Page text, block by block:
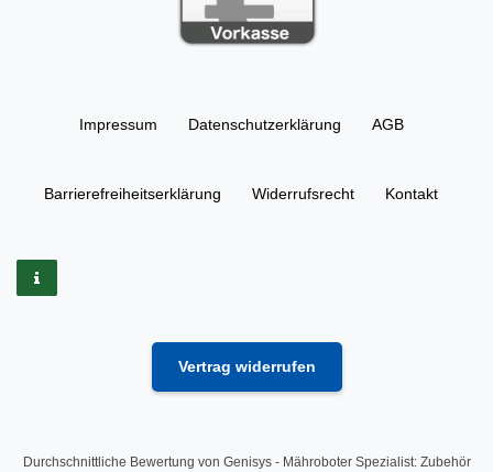
Impressum Daten­schutz­erklärung AGB
Barrierefreiheitserklärung Widerrufs­recht Kontakt
Vertrag widerrufen
Durchschnittliche Bewertung von Genisys - Mähroboter Spezialist: Zubehör